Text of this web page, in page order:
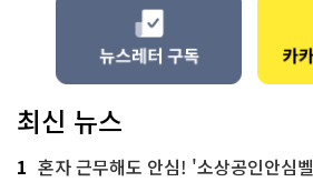
최신 뉴스
1 혼자 근무해도 안심! '소상공인안심